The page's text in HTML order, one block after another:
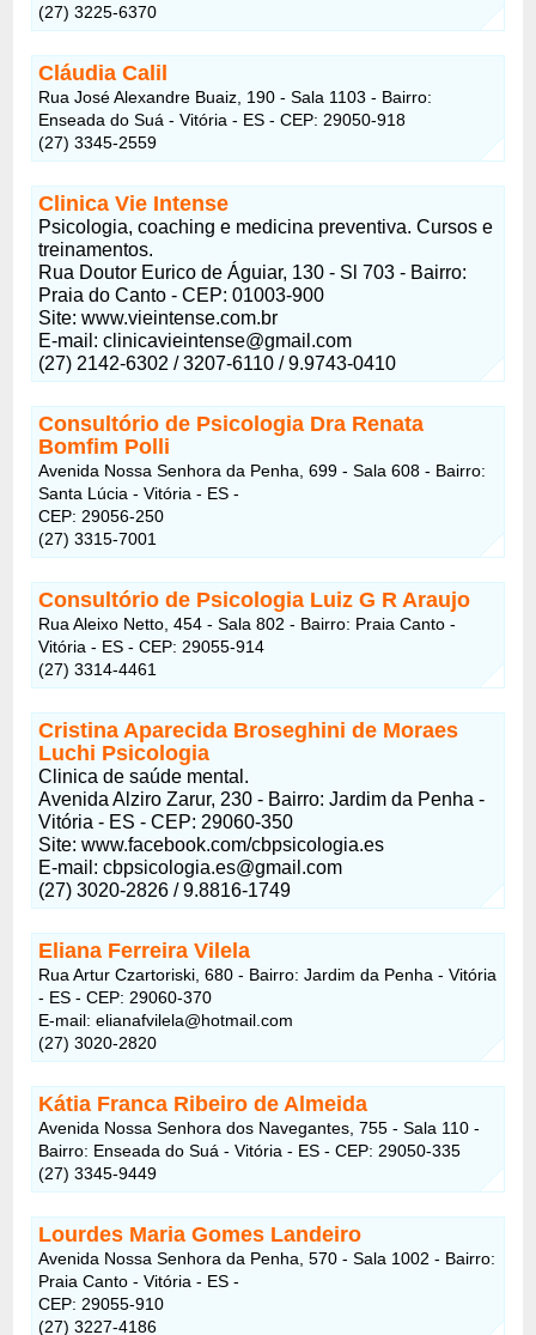
(27) 3225-6370
Cláudia Calil
Rua José Alexandre Buaiz, 190 - Sala 1103 - Bairro:
Enseada do Suá - Vitória - ES - CEP: 29050-918
(27) 3345-2559
Clinica Vie Intense
Psicologia, coaching e medicina preventiva. Cursos e
treinamentos.
Rua Doutor Eurico de Águiar, 130 - Sl 703 - Bairro:
Praia do Canto - CEP: 01003-900
Site: www.vieintense.com.br
E-mail: clinicavieintense@gmail.com
(27) 2142-6302 / 3207-6110 / 9.9743-0410
Consultório de Psicologia Dra Renata
Bomfim Polli
Avenida Nossa Senhora da Penha, 699 - Sala 608 - Bairro:
Santa Lúcia - Vitória - ES -
CEP: 29056-250
(27) 3315-7001
Consultório de Psicologia Luiz G R Araujo
Rua Aleixo Netto, 454 - Sala 802 - Bairro: Praia Canto -
Vitória - ES - CEP: 29055-914
(27) 3314-4461
Cristina Aparecida Broseghini de Moraes
Luchi Psicologia
Clinica de saúde mental.
Avenida Alziro Zarur, 230 - Bairro: Jardim da Penha -
Vitória - ES - CEP: 29060-350
Site: www.facebook.com/cbpsicologia.es
E-mail: cbpsicologia.es@gmail.com
(27) 3020-2826 / 9.8816-1749
Eliana Ferreira Vilela
Rua Artur Czartoriski, 680 - Bairro: Jardim da Penha - Vitória
- ES - CEP: 29060-370
E-mail: elianafvilela@hotmail.com
(27) 3020-2820
Kátia Franca Ribeiro de Almeida
Avenida Nossa Senhora dos Navegantes, 755 - Sala 110 -
Bairro: Enseada do Suá - Vitória - ES - CEP: 29050-335
(27) 3345-9449
Lourdes Maria Gomes Landeiro
Avenida Nossa Senhora da Penha, 570 - Sala 1002 - Bairro:
Praia Canto - Vitória - ES -
CEP: 29055-910
(27) 3227-4186